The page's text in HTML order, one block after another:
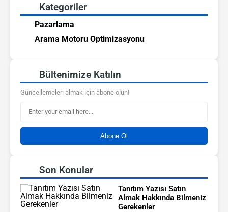
Kategoriler
Pazarlama
Arama Motoru Optimizasyonu
Bültenimize Katılın
Güncellemeleri almak için abone olun!
Abone Ol
Son Konular
Tanıtım Yazısı Satın
Almak Hakkında Bilmeniz
Gerekenler